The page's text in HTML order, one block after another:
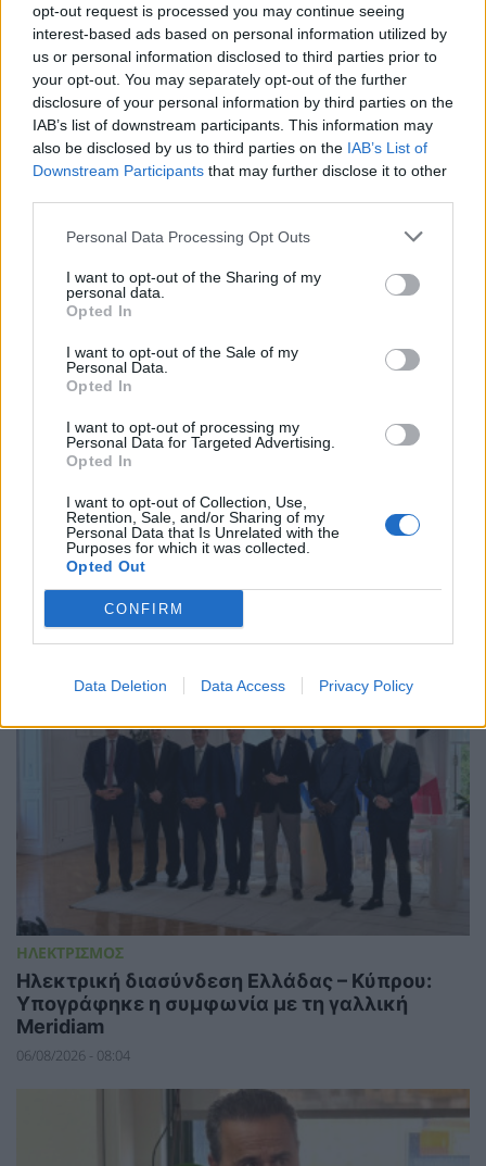
opt-out request is processed you may continue seeing
interest-based ads based on personal information utilized by
us or personal information disclosed to third parties prior to
your opt-out. You may separately opt-out of the further
disclosure of your personal information by third parties on the
IAB’s list of downstream participants. This information may
also be disclosed by us to third parties on the IAB’s List of
Downstream Participants that may further disclose it to other
Personal Data Processing Opt Outs
I want to opt-out of the Sharing of my
personal data.
Opted In
I want to opt-out of the Sale of my
Personal Data.
Opted In
I want to opt-out of processing my
Personal Data for Targeted Advertising.
Opted In
I want to opt-out of Collection, Use,
Retention, Sale, and/or Sharing of my
Personal Data that Is Unrelated with the
Purposes for which it was collected.
Opted Out
CONFIRM
Data Deletion Data Access Privacy Policy
UniversityOfCrete & TEDx Mavili
18 Μαϊος 2026
ΣΧΕΤΙΚΑ ΑΡΘΡΑ
ΠΟΛΙΤΙΚΗ
δημιουργεί νέα και ισχυρή δυναμική για την
υλοποίηση του GSI
06/08/2026 - 12:46
ΗΛΕΚΤΡΙΣΜΟΣ
Ηλεκτρική διασύνδεση Ελλάδας – Κύπρου:
Υπογράφηκε η συμφωνία με τη γαλλική
Meridiam
06/08/2026 - 08:04